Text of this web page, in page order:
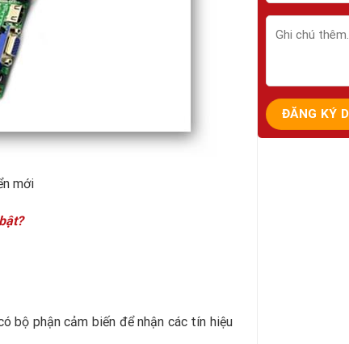
mới
bộ phận cảm biến để nhận các tín hiệu